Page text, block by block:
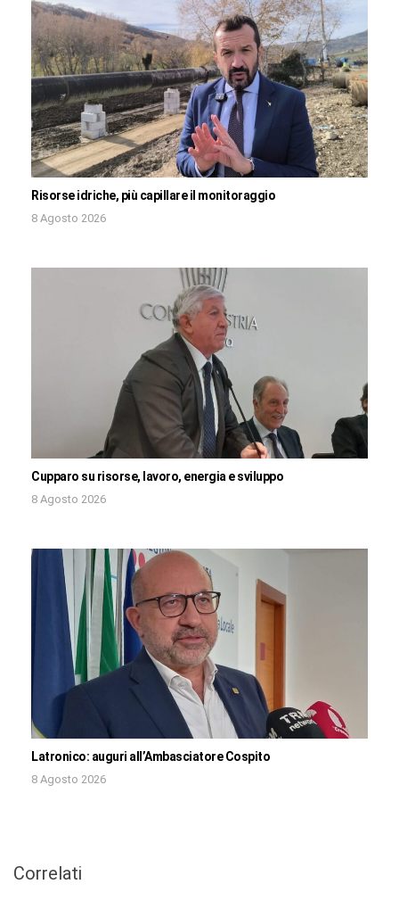
Risorse idriche, più capillare il monitoraggio
8 Agosto 2026
Cupparo su risorse, lavoro, energia e sviluppo
8 Agosto 2026
Latronico: auguri all’Ambasciatore Cospito
8 Agosto 2026
Correlati